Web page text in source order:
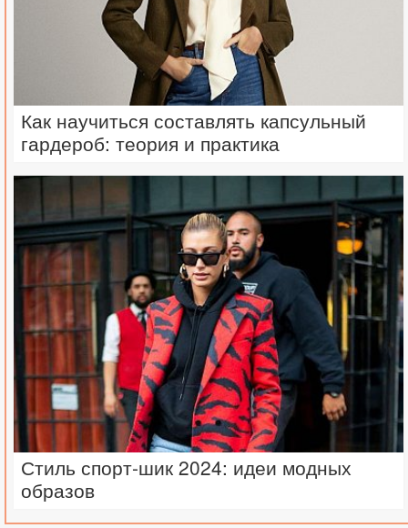
Как научиться составлять капсульный
гардероб: теория и практика
Стиль спорт-шик 2024: идеи модных
образов